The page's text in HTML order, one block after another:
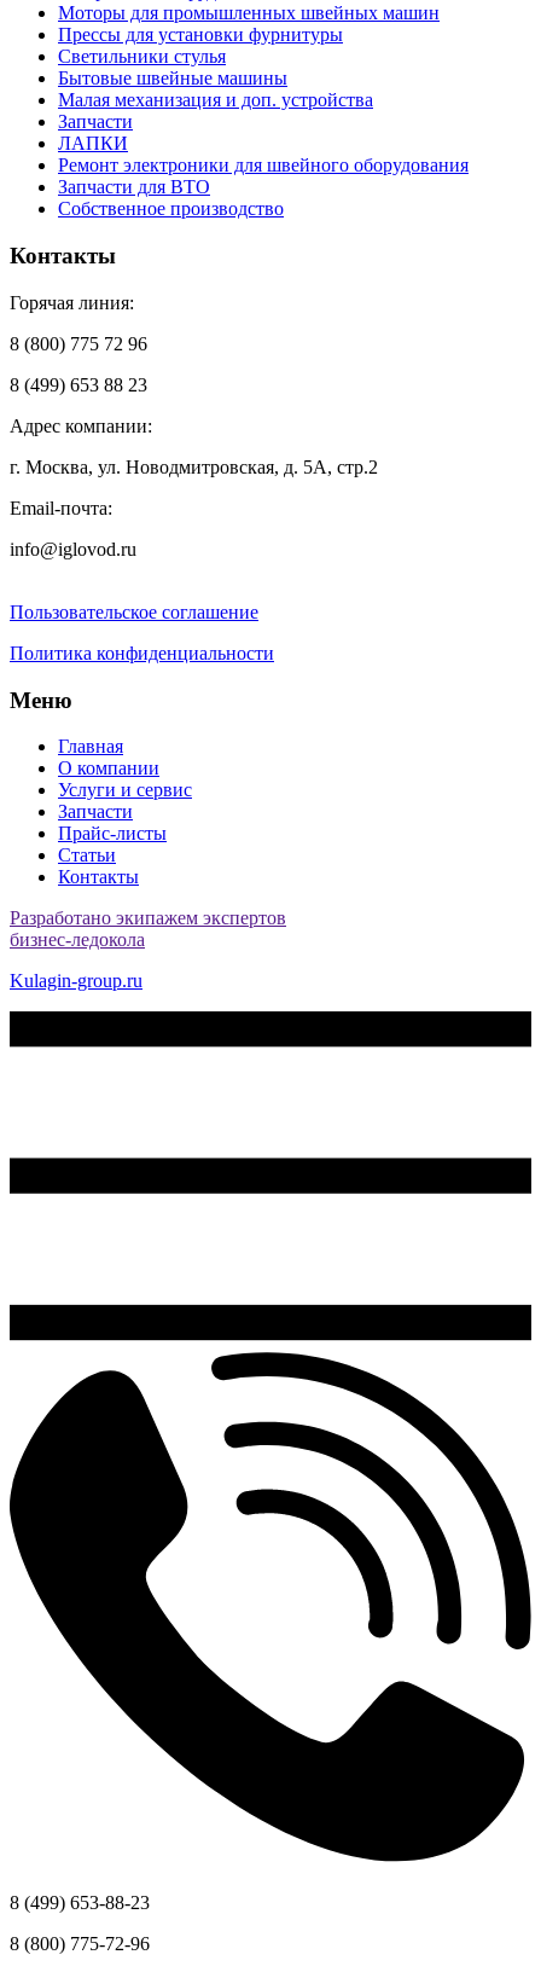
Моторы для промышленных швейных машин
Прессы для установки фурнитуры
Светильники стулья
Бытовые швейные машины
Малая механизация и доп. устройства
Запчасти
ЛАПКИ
Ремонт электроники для швейного оборудования
Запчасти для ВТО
Собственное производство
Контакты
Горячая линия:
8 (800) 775 72 96
8 (499) 653 88 23
Адрес компании:
г. Москва, ул. Новодмитровская, д. 5А, стр.2
Email-почта:
info@iglovod.ru
Пользовательское соглашение
Политика конфиденциальности
Меню
Главная
О компании
Услуги и сервис
Запчасти
Прайс-листы
Статьи
Контакты
Разработано экипажем экспертов
бизнес-ледокола
Kulagin-group.ru
8 (499) 653-88-23
8 (800) 775-72-96